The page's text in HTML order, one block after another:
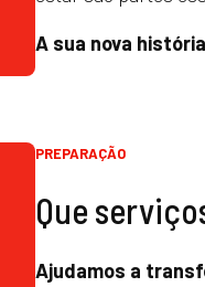
A sua nova
PREPARAÇÃO
Que
Ajudamos a